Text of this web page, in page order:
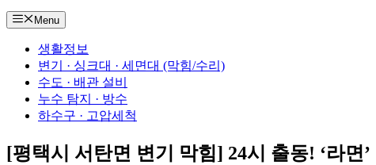
Menu
생활정보
변기 · 싱크대 · 세면대 (막힘/수리)
수도 · 배관 설비
누수 탐지 · 방수
하수구 · 고압세척
[평택시 서탄면 변기 막힘] 24시 출동! ‘라면